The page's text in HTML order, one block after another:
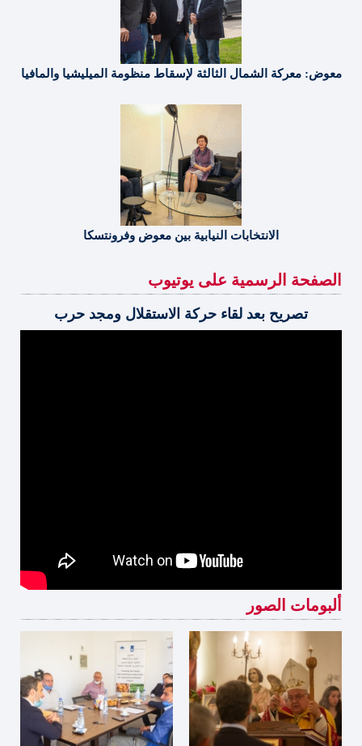
معوض: معركة الشمال الثالثة لإسقاط منظومة الميليشيا والمافيا
الانتخابات النيابية بين معوض وفرونتسكا
الصفحة الرسمية على يوتيوب
تصريح بعد لقاء حركة الاستقلال ومجد حرب
ألبومات الصور